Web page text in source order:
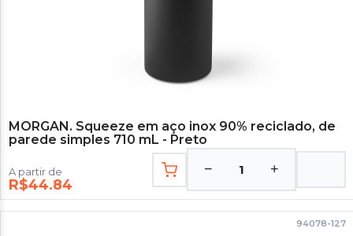
MORGAN. Squeeze em aço inox 90% reciclado, de
parede simples 710 mL - Preto
A partir de
R$44.84
− 1 +
94078-127